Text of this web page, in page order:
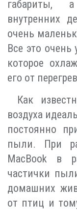
габариты,
внутренних
очень
Все это очень
которое
его от
Как
воздуха
постоянно
пыли. При
MacBook в
частички
домашних
от птиц и